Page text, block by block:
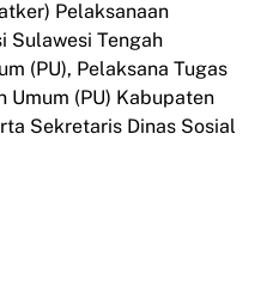
Pelaksanaan
Sulawesi Tengah
(PU), Pelaksana Tugas
Umum (PU) Kabupaten
Sekretaris Dinas Sosial